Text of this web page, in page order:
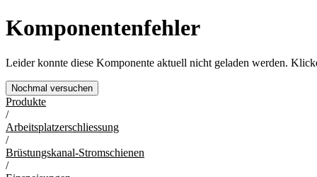
Komponentenfehler
Leider konnte diese Komponente aktuell nicht geladen werden.
Nochmal versuchen
Produkte
/
Arbeitsplatzerschliessung
/
Brüstungskanal-Stromschienen
/